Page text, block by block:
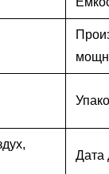
Дата